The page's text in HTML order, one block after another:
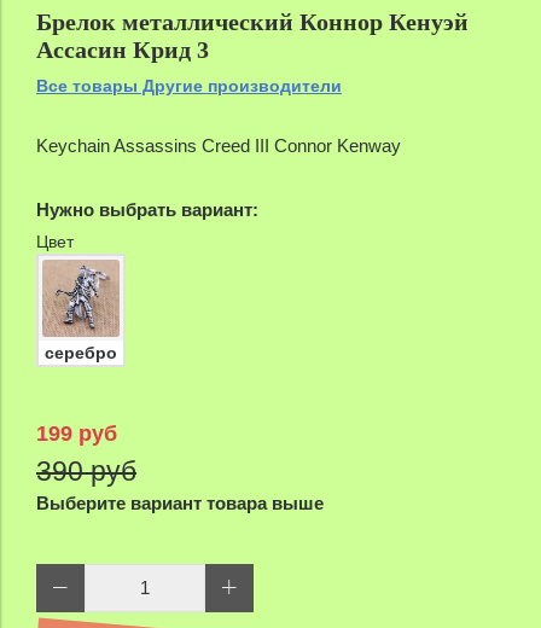
Брелок металлический Коннор Кенуэй
Ассасин Крид 3
Все товары Другие производители
Keychain Assassins Creed III Connor Kenway
Нужно выбрать вариант:
Цвет
серебро
199 руб
390 руб
Выберите вариант товара выше